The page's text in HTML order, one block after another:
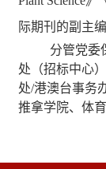
际期刊的副主
分管党委
处（招标中心
处/港澳台事务
推拿学院、体